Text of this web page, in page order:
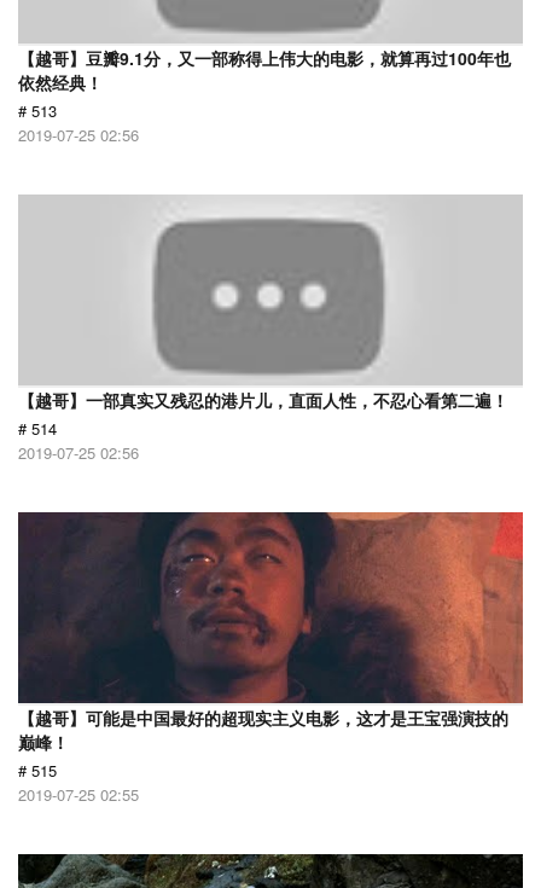
【越哥】豆瓣9.1分，又一部称得上伟大的电影，就算再过100年也
依然经典！
# 513
2019-07-25 02:56
【越哥】一部真实又残忍的港片儿，直面人性，不忍心看第二遍！
# 514
2019-07-25 02:56
【越哥】可能是中国最好的超现实主义电影，这才是王宝强演技的
巅峰！
# 515
2019-07-25 02:55